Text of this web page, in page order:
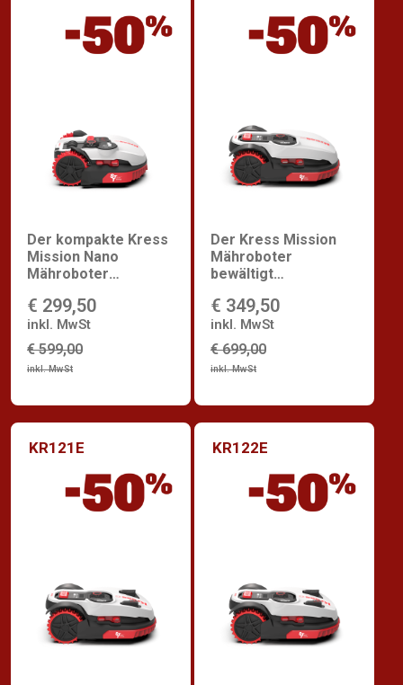
Der kompakte Kress
Mission Nano
Mähroboter
Rasenflächen bis zu
1.000 m²
€ 599,00
inkl. MwSt
€ 299,50
inkl. MwSt
Der Kress Mission
Mähroboter
bewältigt
1.500 m²
€ 699,00
inkl. MwSt
€ 349,50
inkl. MwSt
KR121E KR122E